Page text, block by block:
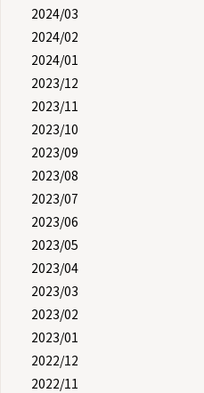
2024/03
2024/02
2024/01
2023/12
2023/11
2023/10
2023/09
2023/08
2023/07
2023/06
2023/05
2023/04
2023/03
2023/02
2023/01
2022/12
2022/11